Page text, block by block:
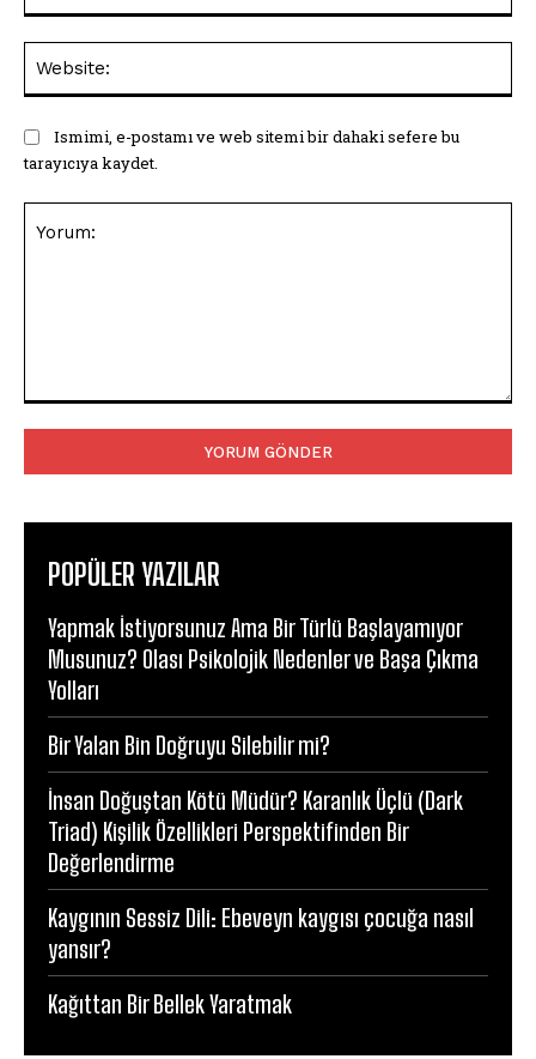
Ismimi, e-postamı ve web sitemi bir dahaki sefere bu
tarayıcıya kaydet.
POPÜLER YAZILAR
Yapmak İstiyorsunuz Ama Bir Türlü Başlayamıyor
Musunuz? Olası Psikolojik Nedenler ve Başa Çıkma
Yolları
Bir Yalan Bin Doğruyu Silebilir mi?
İnsan Doğuştan Kötü Müdür? Karanlık Üçlü (Dark
Triad) Kişilik Özellikleri Perspektifinden Bir
Değerlendirme
Kaygının Sessiz Dili: Ebeveyn kaygısı çocuğa nasıl
yansır?
Kağıttan Bir Bellek Yaratmak